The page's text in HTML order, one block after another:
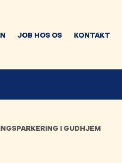
JOB HOS OS KONTAKT
I GUDHJEM